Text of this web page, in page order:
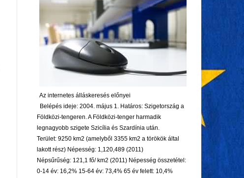
Az internetes álláskeresés előnyei
Belépés ideje: 2004. május 1. Határos: Szigetország a
Földközi-tengeren. A Földközi-tenger harmadik
legnagyobb szigete Szicília és Szardínia után.
Terület: 9250 km2 (amelyből 3355 km2 a törökök által
lakott rész) Népesség: 1,120,489 (2011)
Népsűrűség: 121,1 fő/ km2 (2011) Népesség összetétel:
0-14 év: 16,2% 15-64 év: 73,4% 65 év felett: 10,4%